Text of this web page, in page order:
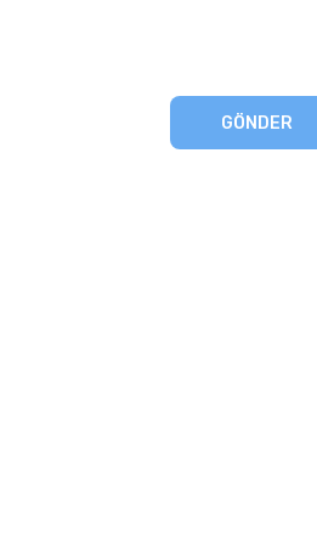
GÖNDER